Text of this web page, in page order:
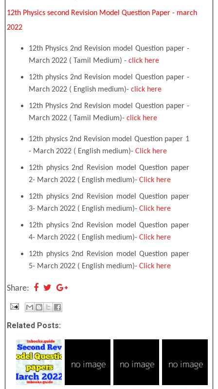
12th Physics second Revision Model Question Paper - march
2022
12th Physics 2nd Revision model Question paper -
March 2022 ( Tamil Medium) - click here
12th physics 2nd Revision model Question paper -
March 2022 ( English medium)- click here
12th Physics 2nd Revision model Question paper -
March 2022 ( Tamil Medium)- click here
12th physics 2nd Revision model Question paper 1
- March 2022 ( English medium)- Click here
12th physics 2nd Revision model Question paper
2- March 2022 ( English medium)- Click here
12th physics 2nd Revision model Question paper
3- March 2022 ( English medium)- Click here
12th physics 2nd Revision model Question paper
4- March 2022 ( English medium)- Click here
12th physics 2nd Revision model Question paper
5- March 2022 ( English medium)- Click here
Share:
Related Posts: